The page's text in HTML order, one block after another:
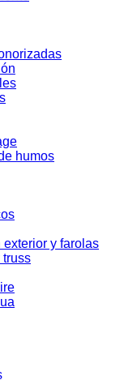
humos
y farolas
truss